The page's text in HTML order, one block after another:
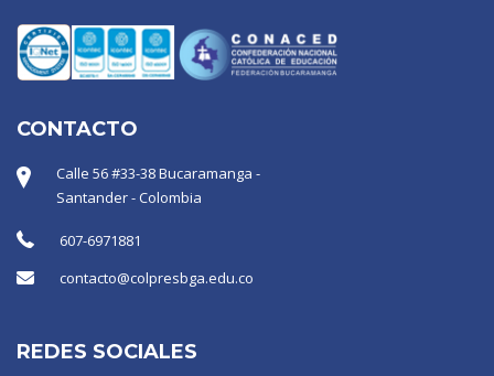
CONTACTO
Calle 56 #33-38 Bucaramanga -
Santander - Colombia
607-6971881
contacto@colpresbga.edu.co
REDES SOCIALES